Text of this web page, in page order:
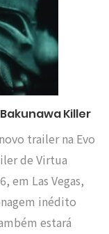
Killer
trailer na Evo
de Virtua
em Las Vegas,
inédito
estará